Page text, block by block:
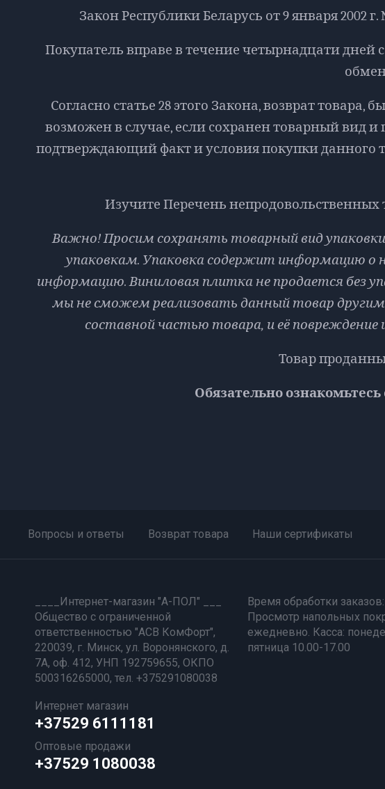
Закон Республики Беларусь от 9 января 2002
Покупатель вправе в течение четырнадцати дней
Согласно статье 28 этого Закона, возврат
возможен в случае, если сохранен товарный вид и
подтверждающий факт и условия покупки данного
Изучите Перечень
​​​​​Важно! Просим сохранять товарный вид
упаковкам. Упаковка содержит информацию
информацию. Виниловая плитка не продается без
мы не сможем реализовать данный товар другим
составной частью товара, и её
Товар
Обязательно
Вопросы и ответы Возврат товара Наши сертификаты
____Интернет-магазин "А-ПОЛ" ___
Общество с ограниченной
ответственностью "АСВ КомФорт",
220039, г. Минск, ул. Воронянского, д.
7А, оф. 412, УНП 192759655, ОКПО
500316265000, тел. +375291080038
Интернет магазин
+37529 6111181
Оптовые продажи
+37529 1080038
Время обработки
Просмотр напольных
ежедневно. Касса:
пятница 10.00-17.00